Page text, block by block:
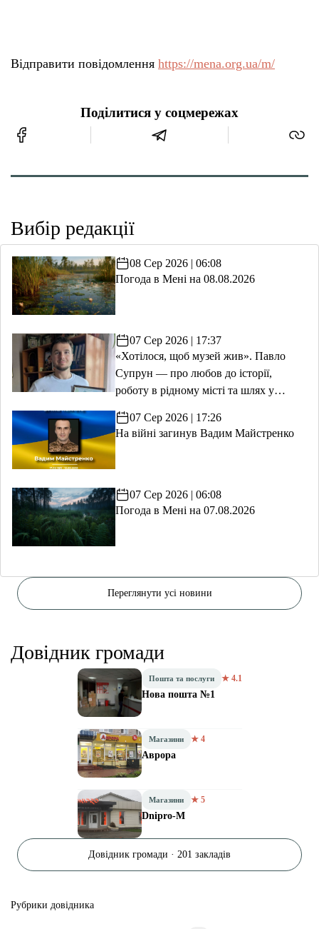
Відправити повідомлення https://mena.org.ua/m/
Поділитися у соцмережах
Вибір редакції
08 Сер 2026 | 06:08
Погода в Мені на 08.08.2026
07 Сер 2026 | 17:37
«Хотілося, щоб музей жив». Павло
Супрун — про любов до історії,
роботу в рідному місті та шлях у
07 Сер 2026 | 17:26
На війні загинув Вадим Майстренко
07 Сер 2026 | 06:08
Погода в Мені на 07.08.2026
Переглянути усі новини
Довідник громади
Пошта та послуги ★ 4.1
Нова пошта №1
Магазини ★ 4
Аврора
Магазини ★ 5
Dnipro-M
Довідник громади · 201 закладів
Рубрики довідника